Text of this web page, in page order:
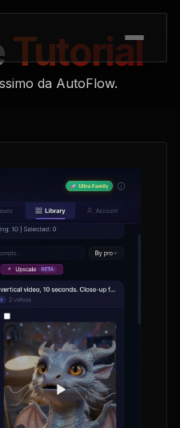
Tutorial
da AutoFlow.